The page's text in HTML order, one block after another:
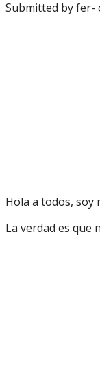
Submitted byfer-
Hola a todos, soy
La verdad es que